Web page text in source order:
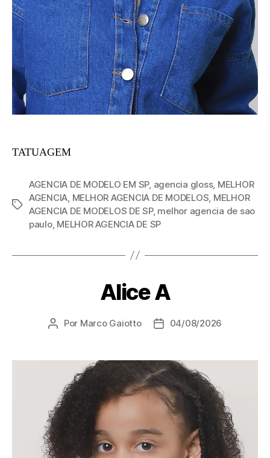
TATUAGEM
AGENCIA DE MODELO EM SP, agencia gloss, MELHOR
AGENCIA MELHOR AGENCIA DE MODELOS MELHOR
AGENCIA DE MODELOS DE SP, melhor agencia de sao
paulo, MELHOR AGENCIA DE SP
Alice A
Por Marco Gaiotto 04/08/2026